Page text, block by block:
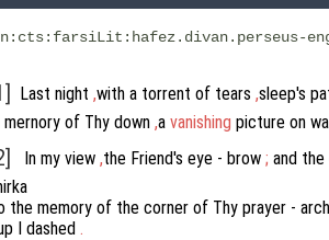
Last night ,with a torrent of tears ,sleep's
mernory of Thy down ,a vanishing picture on
In my view ,the Friend's eye - brow ; and the
the memory of the corner of Thy prayer - arch
I dashed .